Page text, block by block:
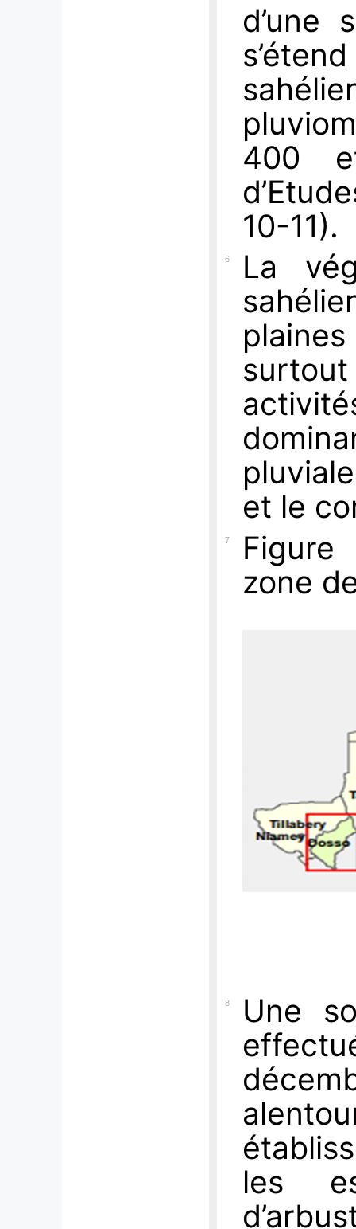
d’une
400
10-11).
6
La
et le
7
Figure
zone
8
Une
les